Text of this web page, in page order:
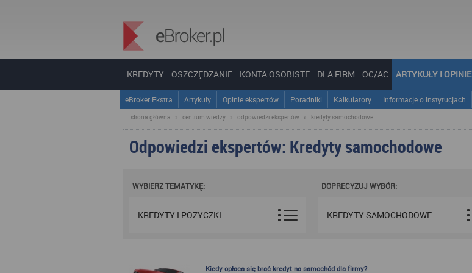
KREDYTY OSZCZĘDZANIE KONTA OSOBISTE DLA FIRM OC/AC ARTYKUŁY I OPINIE
eBroker Ekstra Artykuły Opinie ekspertów Poradniki Kalkulatory Informacje o instytucjach
strona główna » centrum wiedzy » odpowiedzi ekspertów » kredyty samochodowe
Odpowiedzi ekspertów: Kredyty samochodowe
WYBIERZ TEMATYKĘ:
KREDYTY I POŻYCZKI
DOPRECYZUJ WYBÓR:
KREDYTY SAMOCHODOWE
Kiedy opłaca się brać kredyt na samochód dla firmy?